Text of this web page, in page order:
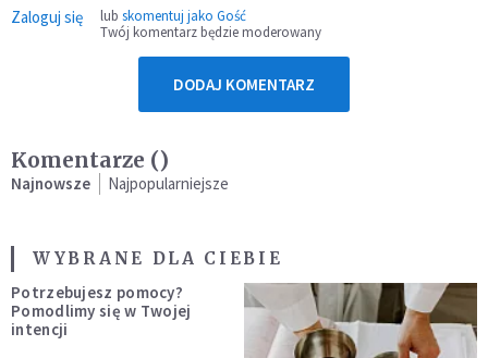
Zaloguj się lub skomentuj jako Gość
Twój komentarz będzie moderowany
DODAJ KOMENTARZ
Komentarze ()
Najnowsze Najpopularniejsze
WYBRANE DLA CIEBIE
Potrzebujesz pomocy?
Pomodlimy się w Twojej
intencji